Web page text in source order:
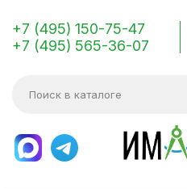
+7 (495) 150-75-47
+7 (495) 565-36-07